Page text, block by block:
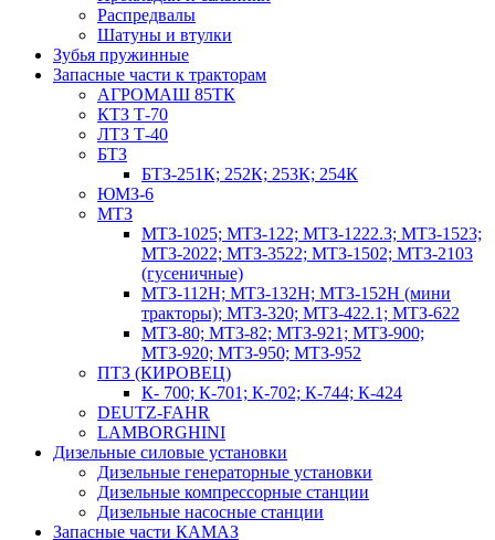
Распредвалы
Шатуны и втулки
Зубья пружинные
Запасные части к тракторам
АГРОМАШ 85ТК
КТЗ Т-70
ЛТЗ Т-40
БТЗ
БТЗ-251К; 252К; 253К; 254К
ЮМЗ-6
МТЗ
МТЗ-1025; МТЗ-122; МТЗ-1222.3; МТЗ-1523;
МТЗ-2022; МТЗ-3522; МТЗ-1502; МТЗ-2103
(гусеничные)
МТЗ-112Н; МТЗ-132Н; МТЗ-152Н (мини
тракторы); МТЗ-320; МТЗ-422.1; МТЗ-622
МТЗ-80; МТЗ-82; МТЗ-921; МТЗ-900;
МТЗ-920; МТЗ-950; МТЗ-952
ПТЗ (КИРОВЕЦ)
К- 700; К-701; К-702; К-744; К-424
DEUTZ-FAHR
LAMBORGHINI
Дизельные силовые установки
Дизельные генераторные установки
Дизельные компрессорные станции
Дизельные насосные станции
Запасные части КАМАЗ